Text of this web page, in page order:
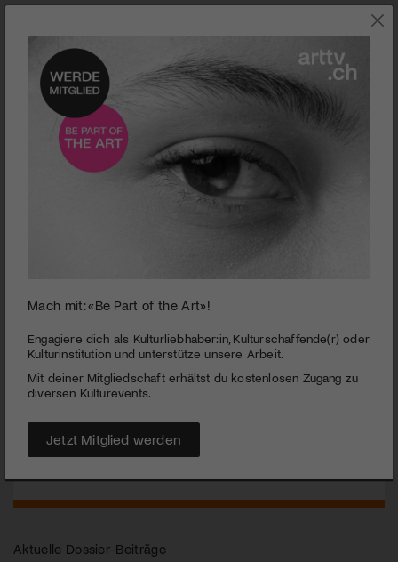
Konzerttipps der Woche
Wie oft hat man die Qual der Wahl und kann sich nicht
entscheiden, ob man auf dieses oder jenes Konzert gehen
Veranstaltungen und kommt nicht dazu, mal was Neues zu
entdecken? Ob Unentschlossene:r oder Gewohnheitsmensch,
Aufmerksamkeit auf Schweizer Musiker:innen, die für eine
Woche auf unserer «Hauptbühne» spielen. Auf arttv.ch
reinhören und dann am Wochenende hingehen …
Aktuelle Dossier-Beiträge
Mach mit: «Be Part of the Art»!
Engagiere dich als Kulturliebhaber:in, Kulturschaffende(r) oder
Kulturinstitution und unterstütze unsere Arbeit.
Mit deiner Mitgliedschaft erhältst du kostenlosen Zugang zu
diversen Kulturevents.
Jetzt Mitglied werden